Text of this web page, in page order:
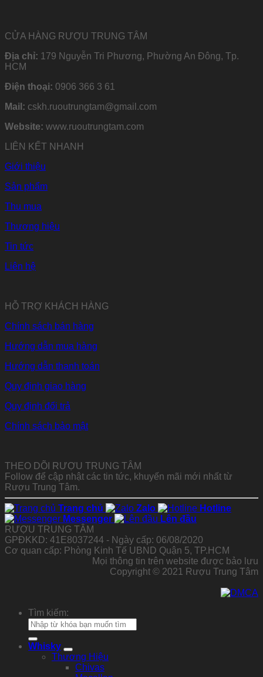
CỬA HÀNG RƯỢU TRUNG TÂM
Địa chỉ: 179 Nguyễn Tri Phương, Phường An Đông, Tp.
HCM
Điện thoại: 0906 366 3 61
Mail: cskh.ruoutrungtam@gmail.com
Website: www.ruoutrungtam.com
LIÊN KẾT NHANH
Giới thiệu
Sản phẩm
Thu mua
Thương hiệu
Tin tức
Liên hệ
HỖ TRỢ KHÁCH HÀNG
Chính sách bán hàng
Hướng dẫn mua hàng
Hướng dẫn thanh toán
Quy định giao hàng
Quy định đổi trả
Chính sách bảo mật
THEO DÕI RƯỢU TRUNG TÂM
Follow để cập nhật các tin tức, khuyến mãi mới nhất từ
Rượu Trung Tâm.
Trang chủ Zalo
Hotline
Messenger
Lên đầu
RƯỢU TRUNG TÂM
GPĐKKD: 41E8037244 - Ngày cấp: 06/08/2020
Cơ quan cấp: Phòng Kinh Tế UBND Quận 5, TP.HCM
Mọi thông tin trên website được bảo lưu
Copyright © 2021 Rượu Trung Tâm
Tìm kiếm:
Whisky
Thương Hiệu
Chivas